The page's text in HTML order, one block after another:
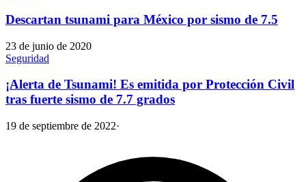
Descartan tsunami para México por sismo de 7.5
23 de junio de 2020
Seguridad
¡Alerta de Tsunami! Es emitida por Protección Civil
tras fuerte sismo de 7.7 grados
19 de septiembre de 2022·